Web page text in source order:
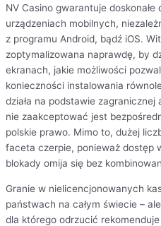
NV Casino gwarantuje
urządzeniach mobilnych,
z programu Android, bądź iOS.
zoptymalizowana naprawdę, by
ekranach, jakie możliwości
konieczności instalowania
działa na podstawie
nie zaakceptować jest
polskie prawo. Mimo to, dużej
faceta czerpie, ponieważ dostęp
blokady omija się bez
Granie w nielicencjonowanych
państwach na całym świecie –
dla którego odrzucić